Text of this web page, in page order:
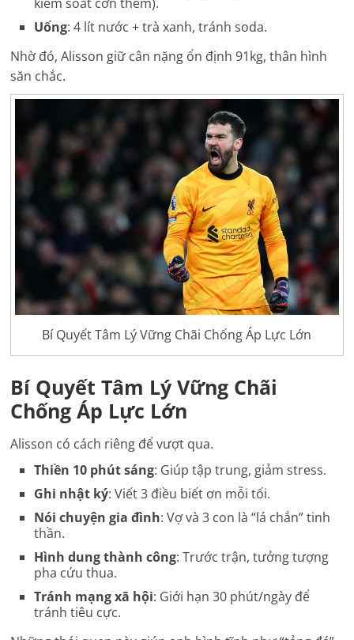
Uống: 4 lít nước + trà xanh, tránh soda.
Nhờ đó, Alisson giữ cân nặng ổn định 91kg, thân hình
săn chắc.
Bí Quyết Tâm Lý Vững Chãi Chống Áp Lực Lớn
Bí Quyết Tâm Lý Vững Chãi
Chống Áp Lực Lớn
Alisson có cách riêng để vượt qua.
Thiền 10 phút sáng: Giúp tập trung, giảm stress.
Ghi nhật ký: Viết 3 điều biết ơn mỗi tối.
Nói chuyện gia đình: Vợ và 3 con là “lá chắn” tinh
thần.
Hình dung thành công: Trước trận, tưởng tượng
pha cứu thua.
Tránh mạng xã hội: Giới hạn 30 phút/ngày để
tránh tiêu cực.